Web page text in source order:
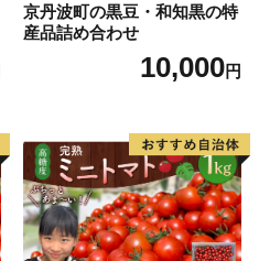
京丹波町の黒豆・和知黒の特
産品詰め合わせ
10,000円